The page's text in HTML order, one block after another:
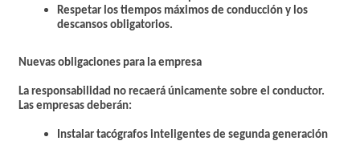
Respetar los tiempos máximos de conducción y los
descansos obligatorios.
Nuevas obligaciones para la empresa
La responsabilidad no recaerá únicamente sobre el conductor.
Las empresas deberán:
Instalar tacógrafos inteligentes de segunda generación